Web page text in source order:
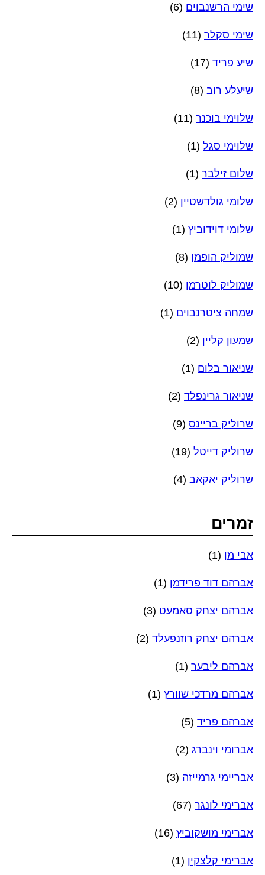
שימי הרשנבוים (6)
שימי סקלר (11)
שיע פריד (17)
שיעלע רוב (8)
שלוימי בוכנר (11)
שלוימי סגל (1)
שלום זילבר (1)
שלומי גולדשטיין (2)
שלומי דוידוביץ (1)
שמוליק הופמן (8)
שמוליק לוטרמן (10)
שמחה ציטרנבוים (1)
שמעון קליין (2)
שניאור בלום (1)
שניאור גרינפלד (2)
שרוליק בריינס (9)
שרוליק דייטל (19)
שרוליק יאקאב (4)
זמרים
אבי מן (1)
אברהם דוד פרידמן (1)
אברהם יצחק סאמעט (3)
אברהם יצחק רוזנפעלד (2)
אברהם ליבער (1)
אברהם מרדכי שוורץ (1)
אברהם פריד (5)
אברומי וינברג (2)
אבריימי גרמייזה (3)
אברימי לונגר (67)
אברימי מושקוביץ (16)
אברימי קלצקין (1)